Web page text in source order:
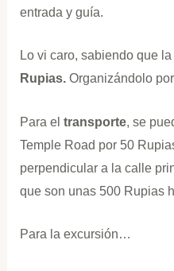
entrada y guía.
Lo vi caro, sabiendo que la
Rupias. Organizándolo
Para el transporte, se
Temple Road por 50
perpendicular a la calle
que son unas 500 Rupias
Para la excursión…